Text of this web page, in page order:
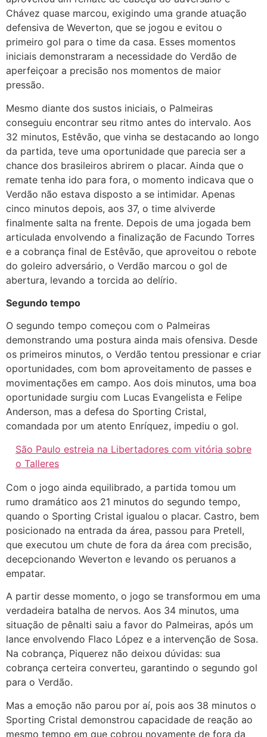
Chávez quase marcou, exigindo uma grande atuação
defensiva de Weverton, que se jogou e evitou o
primeiro gol para o time da casa. Esses momentos
iniciais demonstraram a necessidade do Verdão de
aperfeiçoar a precisão nos momentos de maior
pressão.
Mesmo diante dos sustos iniciais, o Palmeiras
conseguiu encontrar seu ritmo antes do intervalo. Aos
32 minutos, Estêvão, que vinha se destacando ao longo
da partida, teve uma oportunidade que parecia ser a
chance dos brasileiros abrirem o placar. Ainda que o
remate tenha ido para fora, o momento indicava que o
Verdão não estava disposto a se intimidar. Apenas
cinco minutos depois, aos 37, o time alviverde
finalmente salta na frente. Depois de uma jogada bem
articulada envolvendo a finalização de Facundo Torres
e a cobrança final de Estêvão, que aproveitou o rebote
do goleiro adversário, o Verdão marcou o gol de
abertura, levando a torcida ao delírio.
Segundo tempo
O segundo tempo começou com o Palmeiras
demonstrando uma postura ainda mais ofensiva. Desde
os primeiros minutos, o Verdão tentou pressionar e criar
oportunidades, com bom aproveitamento de passes e
movimentações em campo. Aos dois minutos, uma boa
oportunidade surgiu com Lucas Evangelista e Felipe
Anderson, mas a defesa do Sporting Cristal,
comandada por um atento Enríquez, impediu o gol.
São Paulo estreia na Libertadores com vitória sobre
o Talleres
Com o jogo ainda equilibrado, a partida tomou um
rumo dramático aos 21 minutos do segundo tempo,
quando o Sporting Cristal igualou o placar. Castro, bem
posicionado na entrada da área, passou para Pretell,
que executou um chute de fora da área com precisão,
decepcionando Weverton e levando os peruanos a
empatar.
A partir desse momento, o jogo se transformou em uma
verdadeira batalha de nervos. Aos 34 minutos, uma
situação de pênalti saiu a favor do Palmeiras, após um
lance envolvendo Flaco López e a intervenção de Sosa.
Na cobrança, Piquerez não deixou dúvidas: sua
cobrança certeira converteu, garantindo o segundo gol
para o Verdão.
Mas a emoção não parou por aí, pois aos 38 minutos o
Sporting Cristal demonstrou capacidade de reação ao
mesmo tempo em que cobrou novamente de fora da